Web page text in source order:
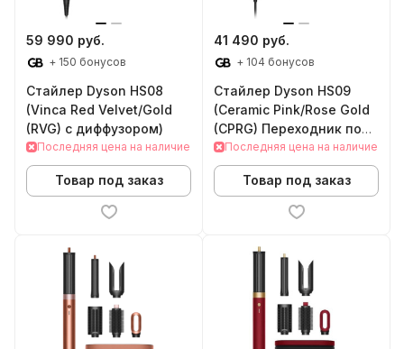
59 990 руб.
+ 150 бонусов
Стайлер Dyson HS08
(Vinca Red Velvet/Gold
(RVG) с диффузором)
Последняя цена на наличие
Товар под заказ
41 490 руб.
+ 104 бонусов
Стайлер Dyson HS09
(Ceramic Pink/Rose Gold
(CPRG) Переходник под
розетки РФ (в подарок))
Последняя цена на наличие
Товар под заказ